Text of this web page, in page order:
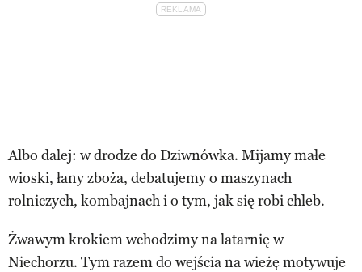
Albo dalej: w drodze do Dziwnówka. Mijamy małe
wioski, łany zboża, debatujemy o maszynach
rolniczych, kombajnach i o tym, jak się robi chleb.
Żwawym krokiem wchodzimy na latarnię w
Niechorzu. Tym razem do wejścia na wieżę motywuje